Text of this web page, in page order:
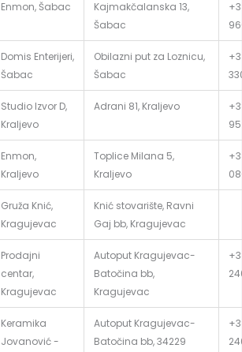
Enmon, Šabac
Kajmakčalanska 13,
Šabac
Domis Enterijeri,
Šabac
Obilazni put za Loznicu,
Šabac
Studio Izvor D,
Kraljevo
Adrani 81, Kraljevo
Enmon,
Kraljevo
Toplice Milana 5,
Kraljevo
Gruža Knić,
Kragujevac
Knić stovarište, Ravni
Gaj bb, Kragujevac
Prodajni
centar,
Kragujevac
Autoput Kragujevac-
Batočina bb,
Kragujevac
Keramika
Jovanović -
Autoput Kragujevac-
Batočina bb, 34229